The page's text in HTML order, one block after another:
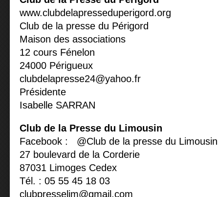
www.clubdelapresseduperigord.org
Club de la presse du Périgord
Maison des associations
12 cours Fénelon
24000 Périgueux
clubdelapresse24@yahoo.fr
Présidente
Isabelle SARRAN
Club de la Presse du Limousin
Facebook : @Club de la presse du Limousin
27 boulevard de la Corderie
87031 Limoges Cedex
Tél. : 05 55 45 18 03
clubpresselim@gmail.com